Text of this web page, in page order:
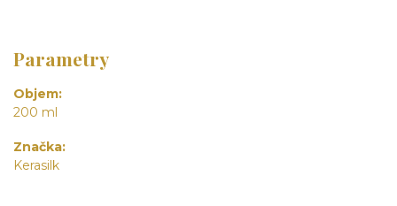
Parametry
Objem
200 ml
Značka
Kerasilk